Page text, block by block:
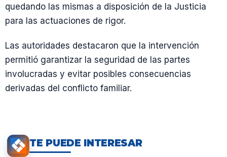
quedando las mismas a disposición de la Justicia
para las actuaciones de rigor.
Las autoridades destacaron que la intervención
permitió garantizar la seguridad de las partes
involucradas y evitar posibles consecuencias
derivadas del conflicto familiar.
TE PUEDE INTERESAR